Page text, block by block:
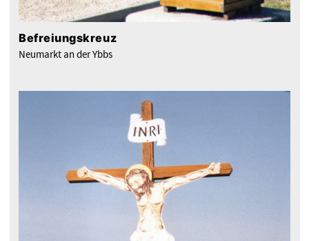
Befreiungskreuz
Neumarkt an der Ybbs